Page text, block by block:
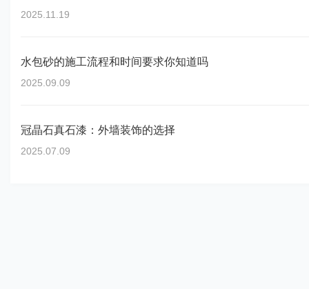
2025.11.19
水包砂的施工流程和时间要求你知道吗
2025.09.09
冠晶石真石漆：外墙装饰的选择
2025.07.09